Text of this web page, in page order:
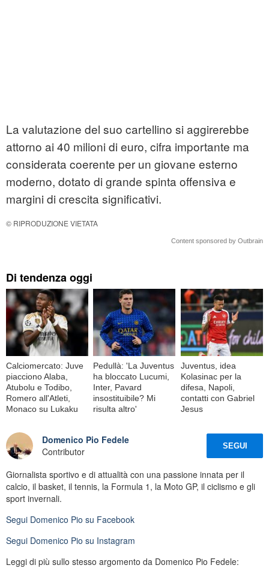
La valutazione del suo cartellino si aggirerebbe
attorno ai 40 milioni di euro, cifra importante ma
considerata coerente per un giovane esterno
moderno, dotato di grande spinta offensiva e
margini di crescita significativi.
© RIPRODUZIONE VIETATA
Content sponsored by Outbrain
Di tendenza oggi
Calciomercato: Juve
piacciono Alaba,
Atubolu e Todibo,
Romero all'Atleti,
Monaco su Lukaku
Pedullà: 'La Juventus
ha bloccato Lucumi,
Inter, Pavard
insostituibile? Mi
risulta altro'
Juventus, idea
Kolasinac per la
difesa, Napoli,
contatti con Gabriel
Jesus
Domenico Pio Fedele
Contributor
SEGUI
Giornalista sportivo e di attualità con una passione innata per il
calcio, il basket, il tennis, la Formula 1, la Moto GP, il ciclismo e gli
sport invernali.
Segui Domenico Pio su Facebook
Segui Domenico Pio su Instagram
Leggi di più sullo stesso argomento da Domenico Pio Fedele: